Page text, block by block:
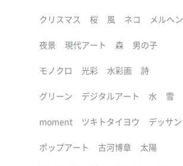
クリスマス 桜 風 ネコ メルヘン
夜景 現代アート 森 男の子
モノクロ 光彩 水彩画 詩
グリーン デジタルアート 水 雪
moment ツキトタイヨウ デッサン
ポップアート 古河博章 太陽